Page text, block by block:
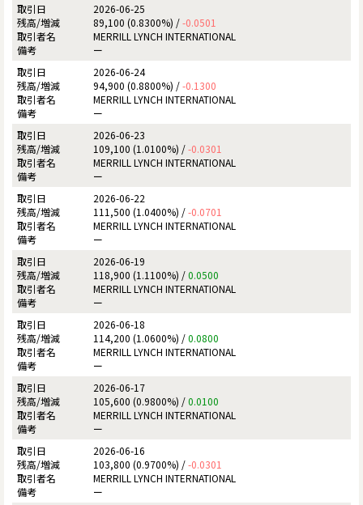
2026-06-25
89,100 (0.8300%) /-0.0501
MERRILL LYNCH INTERNATIONAL
ー
2026-06-24
94,900 (0.8800%) /-0.1300
MERRILL LYNCH INTERNATIONAL
ー
2026-06-23
109,100 (1.0100%) /-0.0301
MERRILL LYNCH INTERNATIONAL
ー
2026-06-22
111,500 (1.0400%) /-0.0701
MERRILL LYNCH INTERNATIONAL
ー
2026-06-19
118,900 (1.1100%) /0.0500
MERRILL LYNCH INTERNATIONAL
ー
2026-06-18
114,200 (1.0600%) /0.0800
MERRILL LYNCH INTERNATIONAL
ー
2026-06-17
105,600 (0.9800%) /0.0100
MERRILL LYNCH INTERNATIONAL
ー
2026-06-16
103,800 (0.9700%) /-0.0301
MERRILL LYNCH INTERNATIONAL
ー